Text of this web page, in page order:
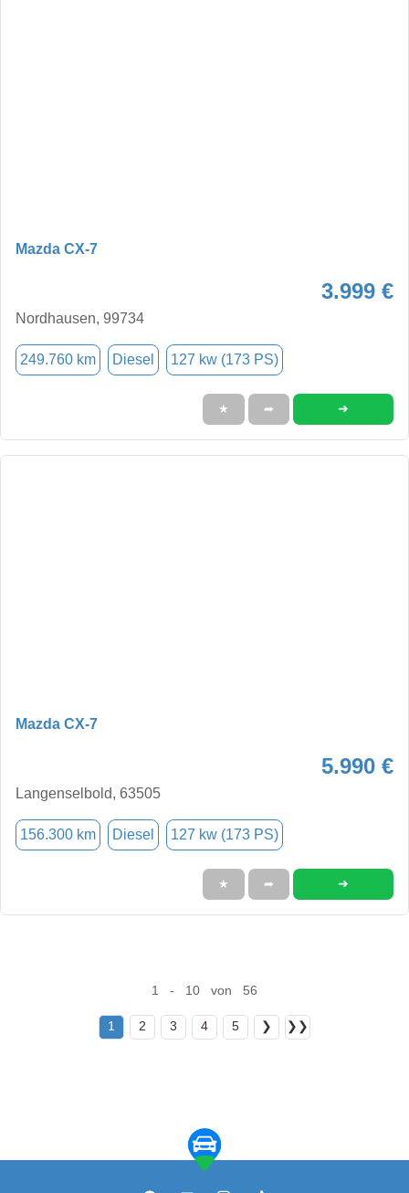
Mazda CX-7
3.999 €
Nordhausen, 99734
249.760 km Diesel 127 kw (173 PS)
★ ➦ ➜
Mazda CX-7
5.990 €
Langenselbold, 63505
156.300 km Diesel 127 kw (173 PS)
★ ➦ ➜
1 - 10 von 56
1 2 3 4 5 ❯ ❯❯